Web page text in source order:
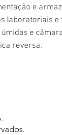
e
laboratoriais e
úmidas e
reversa.